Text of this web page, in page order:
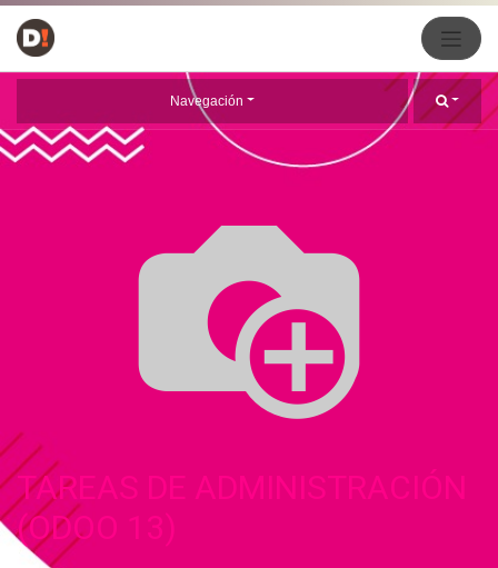
Navegación
TAREAS DE ADMINISTRACIÓN
(ODOO 13)